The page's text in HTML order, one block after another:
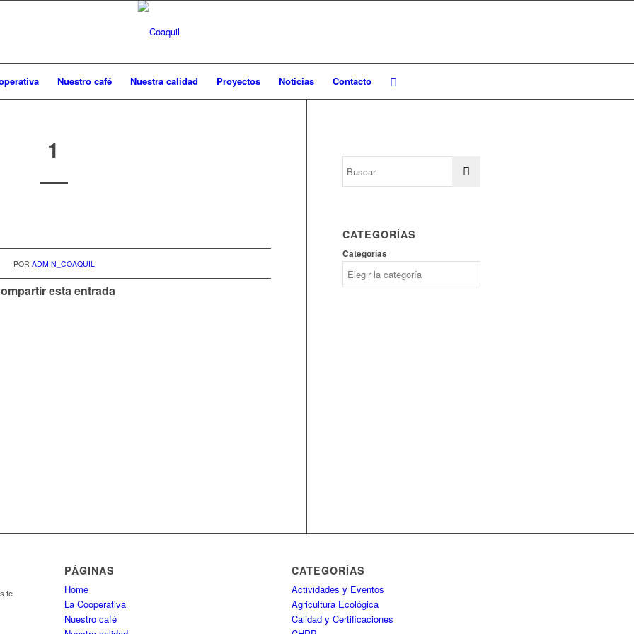
Nuestro café Nuestra calidad Proyectos Noticias Contacto
1
POR ADMIN_COAQUIL
esta entrada
CATEGORÍAS
Categorías
te
PÁGINAS
Home
La Cooperativa
Nuestro café
CATEGORÍAS
Actividades y Eventos
Agricultura Ecológica
Calidad y Certificaciones